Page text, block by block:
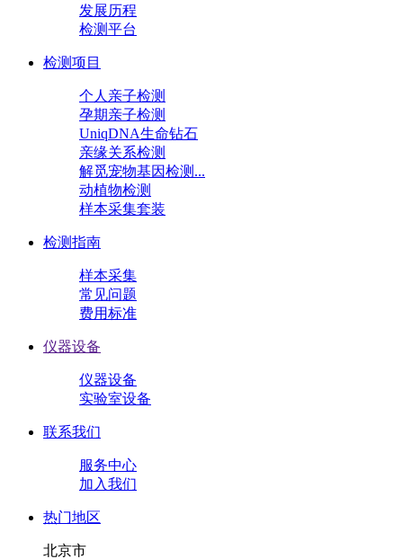
发展历程
检测平台
检测项目
个人亲子检测
孕期亲子检测
UniqDNA生命钻石
亲缘关系检测
解觅宠物基因检测...
动植物检测
样本采集套装
检测指南
样本采集
常见问题
费用标准
仪器设备
仪器设备
实验室设备
联系我们
服务中心
加入我们
热门地区
北京市